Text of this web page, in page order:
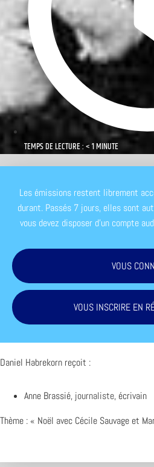
TEMPS DE LECTURE : < 1 MINUTE
Les émissions restent librement
durant. Passés 7 jours, elles sont
vous devez disposer d'un compte
VOUS
VOUS INSCRIRE EN
Daniel Habrekorn reçoit :
Anne Brassié, journaliste, écrivain
Thème : « Noël avec Cécile Sauvage et